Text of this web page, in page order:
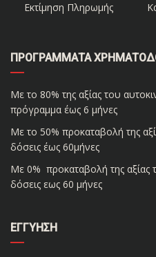
Εκτίμηση Πληρωμής
ΠΡΟΓΡΆΜΜΑΤΑ
Με το 80% της αξίας του
πρόγραμμα έως 6 μήνες
Με το 50% προκαταβολή της
δόσεις έως 60μήνες
Με 0% προκαταβολή της αξίας
δόσεις εως 60 μήνες
ΕΓΓΎΗΣΗ